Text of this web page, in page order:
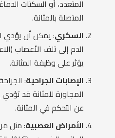
المتعدد، أو السكتات
المتصلة بالمثانة.
السكري: يمكن أن يؤدي
الدم إلى تلف الأعصاب
يؤثر على وظيفة المثانة.
الإصابات الجراحية:
المجاورة للمثانة قد
عن التحكم في المثانة.
الأمراض العصبية: مثل